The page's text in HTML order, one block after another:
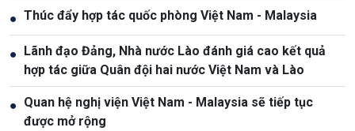
● Thúc đẩy hợp tác quốc phòng Việt Nam - Malaysia
● Lãnh đạo Đảng, Nhà nước Lào đánh giá cao kết quả
hợp tác giữa Quân đội hai nước Việt Nam và Lào
● Quan hệ nghị viện Việt Nam - Malaysia sẽ tiếp tục
được mở rộng